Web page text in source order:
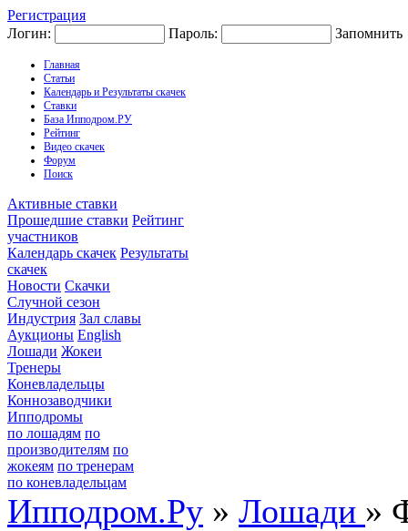
Регистрация
Логин:
Пароль: Запомнить
Главная
Статьи
Календарь и Результаты скачек
Ставки
База Ипподром.РУ
Рейтинг
Видео скачек
Форум
Поиск
Активные ставки
Прошедшие ставки Рейтинг
участников
Календарь скачек Результаты
скачек
Новости Скачки
Случной сезон
Индустрия Зал славы
Аукционы English
Лошади Жокеи
Тренеры
Коневладельцы
Коннозаводчики
Ипподромы
по лошадям по
производителям по
жокеям по тренерам
по коневладельцам
Ипподром.Ру » Лошади »